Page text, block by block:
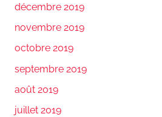
décembre 2019
novembre 2019
octobre 2019
septembre 2019
août 2019
juillet 2019